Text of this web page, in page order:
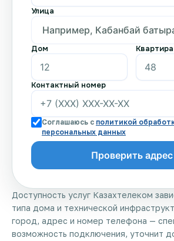
Доступность услуг Казахтелеком
типа дома и технической
город, адрес и номер телефона —
возможность подключения, уточнит
Улица
Дом Квартира
Контактный номер
Соглашаюсь с политикой
персональных данных